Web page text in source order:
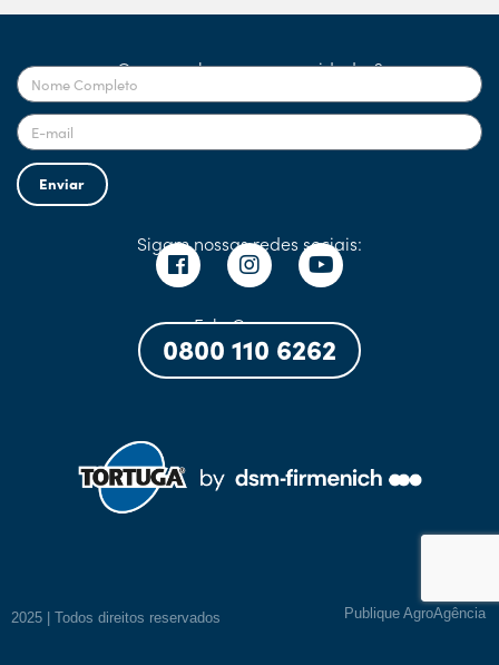
Quer receber nossas novidades?
Enviar
Sigam nossas redes sociais:
Fale Conosco:
0800 110 6262
2025 | Todos direitos reservados Publique AgroAgência